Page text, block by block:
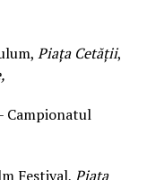
Piața Cetății,
Campionatul
Festival, Piața